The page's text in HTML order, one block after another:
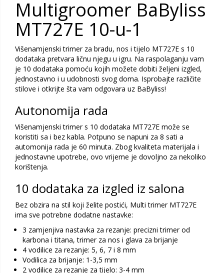
Multigroomer BaByliss
MT727E 10-u-1
Višenamjenski trimer za bradu, nos i tijelo MT727E s 10
dodataka pretvara ličnu njegu u igru. Na raspolaganju vam
je 10 dodataka pomoću kojih možete dobiti željeni izgled,
jednostavno i u udobnosti svog doma. Isprobajte različite
stilove i otkrijte šta vam odgovara uz BaByliss!
Autonomija rada
Višenamjenski trimer s 10 dodataka MT727E može se
koristiti sa i bez kabla. Potpuno se napuni za 8 sati a
automonija rada je 60 minuta. Zbog kvaliteta materijala i
jednostavne upotrebe, ovo vrijeme je dovoljno za nekoliko
korištenja.
10 dodataka za izgled iz salona
Bez obzira na stil koji želite postići, Multi trimer MT727E
ima sve potrebne dodatne nastavke:
3 zamjenjiva nastavka za rezanje: precizni trimer od
karbona i titana, trimer za nos i glava za brijanje
4 vodilice za rezanje: 5, 6, 7 i 8 mm
Vodilica za brijanje: 1-3,5 mm
2 vodilice za rezanje za tijelo: 3-4 mm